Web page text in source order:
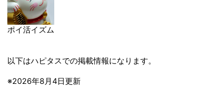
ポイ活イズム
以下はハピタスでの掲載情報になります。
※2026年8月4日更新